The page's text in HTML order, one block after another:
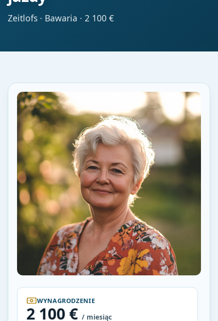
Zeitlofs · Bawaria · 2 100 €
WYNAGRODZENIE
2 100 € / miesiąc